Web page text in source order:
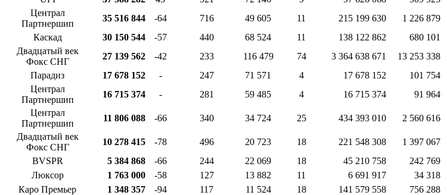
Централ
Партнершип
35 516 844 -64 716 49 605 11 215 199 630
1 226 879
Каскад 30 150 544 -57 440 68 524 11 138 122 862
680 101
Двадцатый век
Фокс СНГ
27 139 562 -42 233 116 479 74 3 364 638 671
13 253 338
Парадиз 17 678 152 - 247 71 571 4 17 678 152
101 754
Централ
Партнершип
16 715 374 - 281 59 485 4 16 715 374 91 964
Централ
Партнершип
11 806 088 -66 340 34 724 25 434 393 010 2 560 616
Двадцатый век
Фокс СНГ
10 278 415 -78 496 20 723 18 221 548 308
1 397 067
BVSPR 5 384 868 -66 244 22 069 18 45 210 758
242 769
Люксор 1 763 000 -58 127 13 882 11 6 691 917
34 318
Каро Премьер 1 348 357 -94 117 11 524 18 141 579 558
756 288